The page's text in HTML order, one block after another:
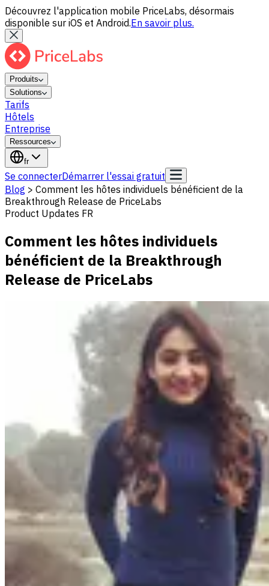
Découvrez l'application mobile PriceLabs, désormais
disponible sur iOS et Android.En savoir plus.
Produits
Solutions
Tarifs
Hôtels
Entreprise
Ressources
fr
Se connecterDémarrer l'essai gratuit
Blog > Comment les hôtes individuels bénéficient de la
Breakthrough Release de PriceLabs
Product Updates FR
Comment les hôtes individuels
bénéficient de la Breakthrough
Release de PriceLabs